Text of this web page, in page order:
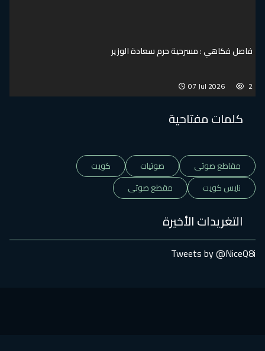
فاصل فكاهي : مسرحية حرم سعادة الوزير
07 Jul 2026
كلمات مفتاحية
مقاطع صوتى صوتيات
كويت
نايس كويت
مقطع صوتى
التغريدات الأخيرة
Tweets by @NiceQ8i